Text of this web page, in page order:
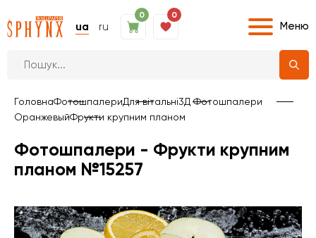
ua ru
0 0
Меню
ГоловнаФотошпалериДля вітальні3Д Фотошпалери
ОранжевыйФрукти крупним планом
Фотошпалери - Фрукти крупним
планом №15257